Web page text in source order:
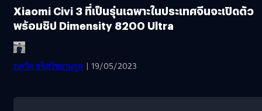
Xiaomi Civi 3 ที่เป็นรุ่นเฉพาะในประเทศจีนจะเปิดตัว
พร้อมชิป Dimensity 8200 Ultra
ภควัต ขจิตวิชยานุกูล | 19/05/2023